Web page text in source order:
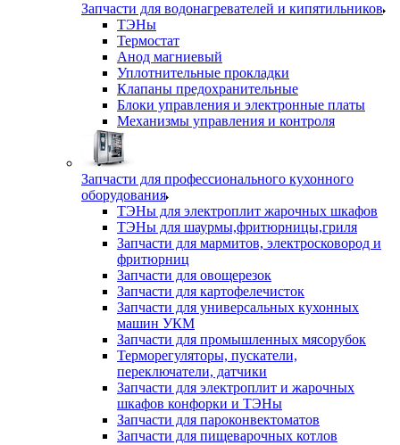
Запчасти для водонагревателей и кипятильников
ТЭНы
Термостат
Анод магниевый
Уплотнительные прокладки
Клапаны предохранительные
Блоки управления и электронные платы
Механизмы управления и контроля
Запчасти для профессионального кухонного
оборудования
ТЭНы для электроплит жарочных шкафов
ТЭНы для шаурмы,фритюрницы,гриля
Запчасти для мармитов, электросковород и
фритюрниц
Запчасти для овощерезок
Запчасти для картофелечисток
Запчасти для универсальных кухонных
машин УКМ
Запчасти для промышленных мясорубок
Терморегуляторы, пускатели,
переключатели, датчики
Запчасти для электроплит и жарочных
шкафов конфорки и ТЭНы
Запчасти для пароконвектоматов
Запчасти для пищеварочных котлов